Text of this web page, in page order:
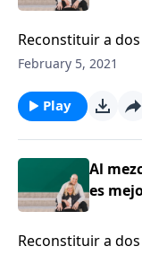
Reconstituir a
más complicado y
que los padres
madrastra o
February 5, 2021
Play
Al
es
Reconstituir a